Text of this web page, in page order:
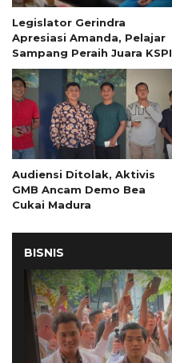
Legislator Gerindra
Apresiasi Amanda, Pelajar
Sampang Peraih Juara KSPI
Audiensi Ditolak, Aktivis
GMB Ancam Demo Bea
Cukai Madura
BISNIS